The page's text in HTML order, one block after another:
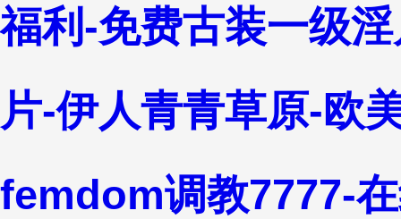
福利-免费古装一级
片-伊人青青草原-欧
femdom调教7777-